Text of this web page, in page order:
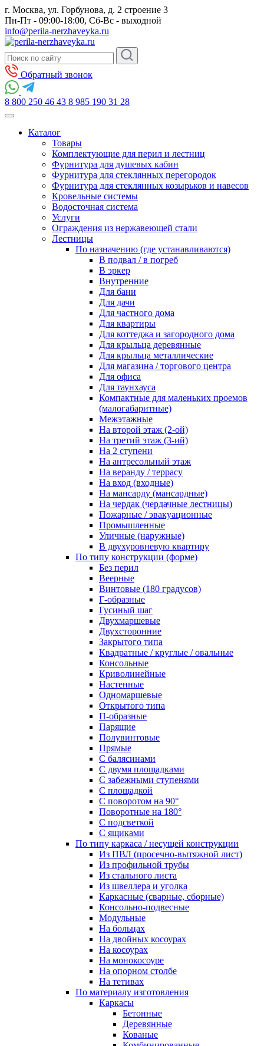
г. Москва, ул. Горбунова, д. 2 строение 3
Пн-Пт - 09:00-18:00, Сб-Вс - выходной
info@perila-nerzhaveyka.ru
Обратный звонок
8 800 250 46 43 8 985 190 31 28
Каталог
Товары
Комплектующие для перил и лестниц
Фурнитура для душевых кабин
Фурнитура для стеклянных перегородок
Фурнитура для стеклянных козырьков и навесов
Кровельные системы
Водосточная система
Услуги
Ограждения из нержавеющей стали
Лестницы
По назначению (где устанавливаются)
В подвал / в погреб
В эркер
Внутренние
Для бани
Для дачи
Для частного дома
Для квартиры
Для коттеджа и загородного дома
Для крыльца деревянные
Для крыльца металлические
Для магазина / торгового центра
Для офиса
Для таунхауса
Компактные для маленьких проемов
(малогабаритные)
Межэтажные
На второй этаж (2-ой)
На третий этаж (3-ий)
На 2 ступени
На антресольный этаж
На веранду / террасу
На вход (входные)
На мансарду (мансардные)
На чердак (чердачные лестницы)
Пожарные / эвакуационные
Промышленные
Уличные (наружные)
В двухуровневую квартиру
По типу конструкции (форме)
Без перил
Веерные
Винтовые (180 градусов)
Г-образные
Гусиный шаг
Двухмаршевые
Двухсторонние
Закрытого типа
Квадратные / круглые / овальные
Консольные
Криволинейные
Настенные
Одномаршевые
Открытого типа
П-образные
Парящие
Полувинтовые
Прямые
С балясинами
С двумя площадками
С забежными ступенями
С площадкой
С поворотом на 90°
Поворотные на 180°
С подсветкой
С ящиками
По типу каркаса / несущей конструкции
Из ПВЛ (просечно-вытяжной лист)
Из профильной трубы
Из стального листа
Из швеллера и уголка
Каркасные (сварные, сборные)
Консольно-подвесные
Модульные
На больцах
На двойных косоурах
На косоурах
На монокосоуре
На опорном столбе
На тетивах
По материалу изготовления
Каркасы
Бетонные
Деревянные
Кованые